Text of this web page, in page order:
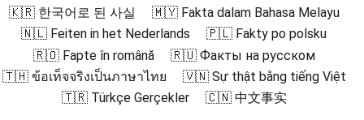
🇰🇷 한국어로 된 사실
🇲🇾 Fakta dalam Bahasa Melayu
🇳🇱 Feiten in het Nederlands
🇵🇱 Fakty po polsku
🇷🇴 Fapte în română
🇷🇺 Факты на русском
🇹🇭 ข้อเท็จจริงเป็นภาษาไทย
🇻🇳 Sự thật bằng tiếng Việt
🇹🇷 Türkçe Gerçekler
🇨🇳 中文事实